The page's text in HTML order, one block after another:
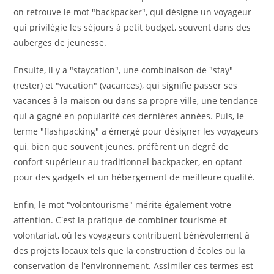
on retrouve le mot "backpacker", qui désigne un voyageur
qui privilégie les séjours à petit budget, souvent dans des
auberges de jeunesse.
Ensuite, il y a "staycation", une combinaison de "stay"
(rester) et "vacation" (vacances), qui signifie passer ses
vacances à la maison ou dans sa propre ville, une tendance
qui a gagné en popularité ces dernières années. Puis, le
terme "flashpacking" a émergé pour désigner les voyageurs
qui, bien que souvent jeunes, préfèrent un degré de
confort supérieur au traditionnel backpacker, en optant
pour des gadgets et un hébergement de meilleure qualité.
Enfin, le mot "volontourisme" mérite également votre
attention. C'est la pratique de combiner tourisme et
volontariat, où les voyageurs contribuent bénévolement à
des projets locaux tels que la construction d'écoles ou la
conservation de l'environnement. Assimiler ces termes est